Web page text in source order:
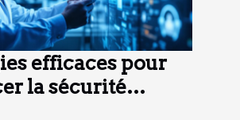
efficaces pour
la sécurité